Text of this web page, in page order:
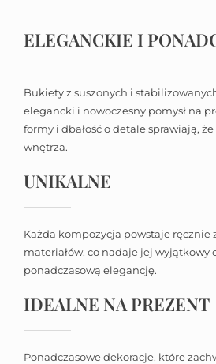
ELEGANCKIE I
Bukiety z suszonych i
elegancki i nowoczesny pomysł na
formy i dbałość o detale sprawiają,
wnętrza.
UNIKALNE
Każda kompozycja powstaje ręcznie
materiałów, co nadaje jej wyjątkowy
ponadczasową elegancję.
IDEALNE NA PREZENT
Ponadczasowe dekoracje, które